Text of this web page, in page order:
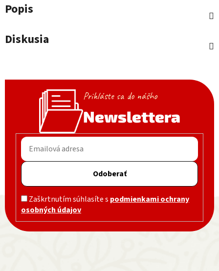
Popis
Diskusia
Prihláste sa do nášho
Newslettera
Odoberať
Zaškrtnutím súhlasíte s podmienkami ochrany
osobných údajov
Zápätie